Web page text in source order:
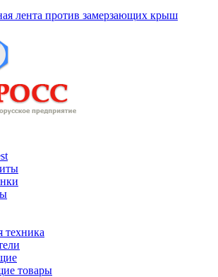
лента против замерзающих крыш
техника
товары